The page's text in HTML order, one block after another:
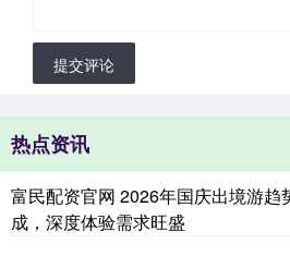
提交评论
热点资讯
富民配资官网 2026年国庆出境游
成，深度体验需求旺盛